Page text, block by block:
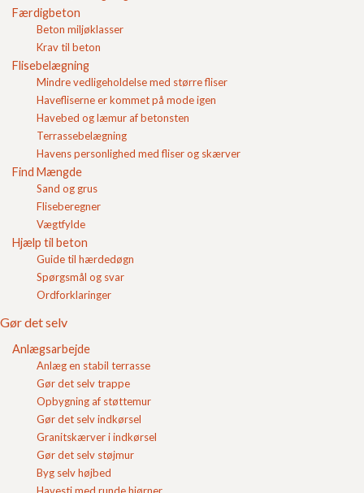
Færdigbeton
Beton miljøklasser
Krav til beton
Flisebelægning
Mindre vedligeholdelse med større fliser
Havefliserne er kommet på mode igen
Havebed og læmur af betonsten
Terrassebelægning
Havens personlighed med fliser og skærver
Find Mængde
Sand og grus
Fliseberegner
Vægtfylde
Hjælp til beton
Guide til hærdedøgn
Spørgsmål og svar
Ordforklaringer
Gør det selv
Anlægsarbejde
Anlæg en stabil terrasse
Gør det selv trappe
Opbygning af støttemur
Gør det selv indkørsel
Granitskærver i indkørsel
Gør det selv støjmur
Byg selv højbed
Havesti med runde hjørner
Referencer
Om FC
Kontakt
Login
Indkøbskurv
Brug formularen til reklamation over færdigbeton og
betonvarer.
Selvom reklamationer heldigvis er sjældent forekommende
reklamation.
Ved berettigede reklamationer står FC Beton A/S
naturligvis til ansvar for de leverede varer, og ved
enhver reklamation forbeholder FC Beton A/S sig ret
til at besigtige varerne inden der træffes en afgørelse.
Imidlertid er alt for mange af vore få reklamationer
uberettigede. Uberettigede reklamationer er
eksempelvis reklamation over
af FC Beton A/S, over fliser hvor køber har ødelagt
dem med en vinkelsliber osv.
Det er bekosteligt for FC Beton A/S at bruge tid på
åbenlyst uberettigede reklamationer. Derfor
af uberettigede reklamationer. Behandling af
Opret reklamation
Til orientering gengives her uddrag af vore